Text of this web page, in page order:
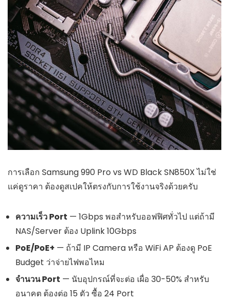
การเลือก Samsung 990 Pro vs WD Black SN850X ไม่ใช่
แค่ดูราคา ต้องดูสเปคให้ตรงกับการใช้งานจริงด้วยครับ
ความเร็ว Port — 1Gbps พอสำหรับออฟฟิศทั่วไป แต่ถ้ามี
NAS/Server ต้อง Uplink 10Gbps
PoE/PoE+ — ถ้ามี IP Camera หรือ WiFi AP ต้องดู PoE
Budget ว่าจ่ายไฟพอไหม
จำนวน Port — นับอุปกรณ์ที่จะต่อ เผื่อ 30-50% สำหรับ
อนาคต ต้องต่อ 15 ตัว ซื้อ 24 Port